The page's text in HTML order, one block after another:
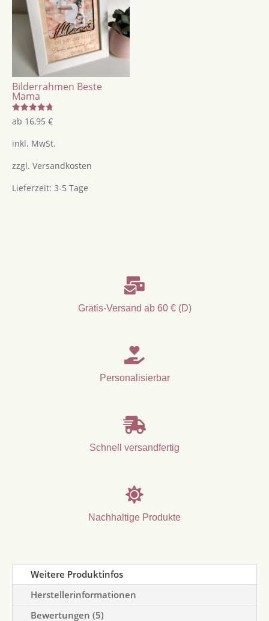
Bilderrahmen Beste
Mama
Bewertet
mit
von 5
ab 16,95 €
inkl. MwSt.
zzgl. Versandkosten
Lieferzeit: 3-5 Tage

Gratis-Versand ab 60 € (D)

Personalisierbar

Schnell versandfertig

Nachhaltige Produkte
Weitere Produktinfos
Herstellerinformationen
Bewertungen (5)